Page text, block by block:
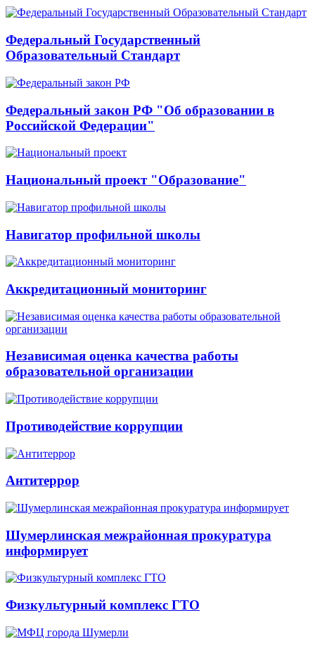
Федеральный Государственный
Образовательный Стандарт
Федеральный закон РФ "Об образовании в
Российской Федерации"
Национальный проект "Образование"
Навигатор профильной школы
Аккредитационный мониторинг
Независимая оценка качества работы
образовательной организации
Противодействие коррупции
Антитеррор
Шумерлинская межрайонная прокуратура
информирует
Физкультурный комплекс ГТО